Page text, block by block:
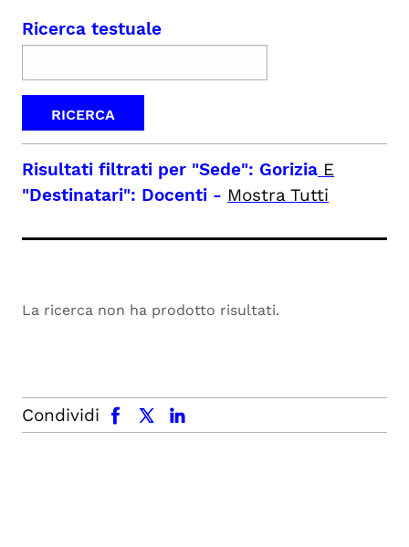
Ricerca testuale
Risultati filtrati per "Sede": Gorizia E
"Destinatari": Docenti - Mostra Tutti
La ricerca non ha prodotto risultati.
Condividi
facebook x.com linkedin